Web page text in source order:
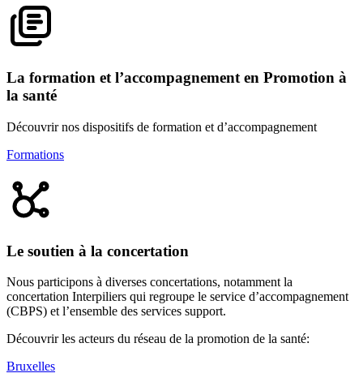
La formation et l’accompagnement en Promotion à
la santé
Découvrir nos dispositifs de formation et d’accompagnement
Formations
Le soutien à la concertation
Nous participons à diverses concertations, notamment la
concertation Interpiliers qui regroupe le service d’accompagnement
(CBPS) et l’ensemble des services support.
Découvrir les acteurs du réseau de la promotion de la santé:
Bruxelles